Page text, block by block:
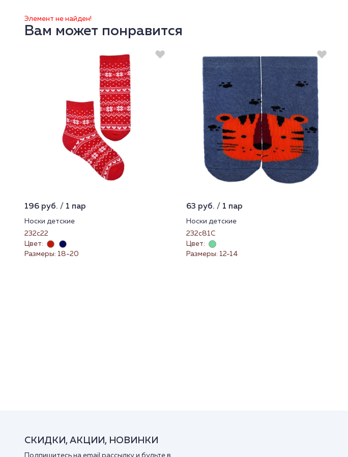
Элемент не найден!
Вам может понравится
196 руб. / 1 пар
Носки детские
232с22
Цвет:
Размеры: 18-20
63 руб. / 1 пар
Носки детские
232с81С
Цвет:
Размеры: 12-14
СКИДКИ, АКЦИИ, НОВИНКИ
Подпишитесь на email рассылку и будьте в